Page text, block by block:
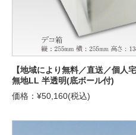
【地域により無料／直送／個人
無地LL 半透明(底ボール付)
価格：¥50,160(税込)